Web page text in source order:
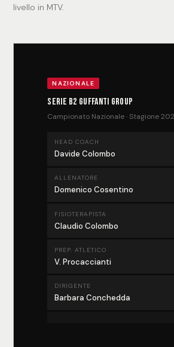
livello in MTV.
NAZIONALE
Serie B2 Guffanti Group
Campionato Nazionale · Stagione
HEAD COACH
Davide Colombo
ALLENATORE
Domenico Cosentino
FISIOTERAPISTA
Claudio Colombo
PREP. ATLETICO
V. Procaccianti
DIRIGENTE
Barbara Conchedda